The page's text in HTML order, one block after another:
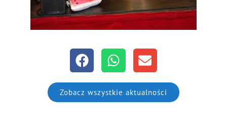
Zobacz wszystkie aktualności